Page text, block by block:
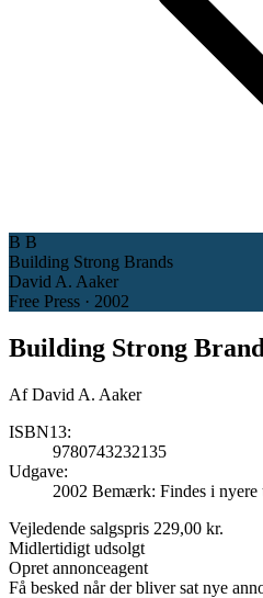
B B
Building Strong Brands
David A. Aaker
Free Press · 2002
Building Strong
AfDavid A. Aaker
ISBN13:
9780743232135
Udgave:
2002 Bemærk: Findes i nyere
Vejledende salgspris 229,00 kr.
Midlertidigt udsolgt
Opret annonceagent
Få besked når der bliver sat nye